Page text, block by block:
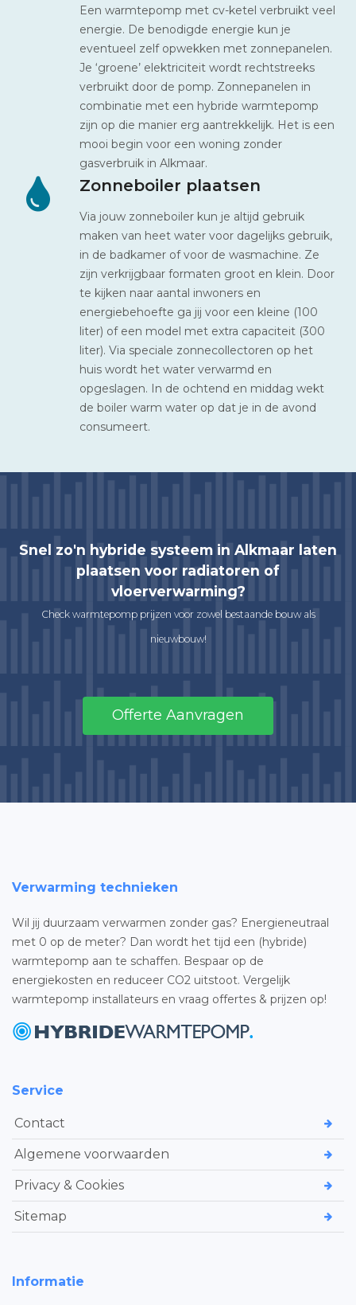
Een warmtepomp met cv-ketel verbruikt veel
energie. De benodigde energie kun je
eventueel zelf opwekken met zonnepanelen.
Je ‘groene’ elektriciteit wordt rechtstreeks
verbruikt door de pomp. Zonnepanelen in
combinatie met een hybride warmtepomp
zijn op die manier erg aantrekkelijk. Het is een
mooi begin voor een woning zonder
gasverbruik in Alkmaar.
Zonneboiler plaatsen
Via jouw zonneboiler kun je altijd gebruik
maken van heet water voor dagelijks gebruik,
in de badkamer of voor de wasmachine. Ze
zijn verkrijgbaar formaten groot en klein. Door
te kijken naar aantal inwoners en
energiebehoefte ga jij voor een kleine (100
liter) of een model met extra capaciteit (300
liter). Via speciale zonnecollectoren op het
huis wordt het water verwarmd en
opgeslagen. In de ochtend en middag wekt
de boiler warm water op dat je in de avond
consumeert.
Snel zo'n hybride systeem in Alkmaar laten
plaatsen voor radiatoren of
vloerverwarming?
Check warmtepomp prijzen voor zowel bestaande bouw als
nieuwbouw!
Offerte Aanvragen
Verwarming technieken
Wil jij duurzaam verwarmen zonder gas? Energieneutraal
met 0 op de meter? Dan wordt het tijd een (hybride)
warmtepomp aan te schaffen. Bespaar op de
energiekosten en reduceer CO2 uitstoot. Vergelijk
warmtepomp installateurs en vraag offertes & prijzen op!
Service
Contact
Algemene voorwaarden
Privacy & Cookies
Sitemap
Informatie